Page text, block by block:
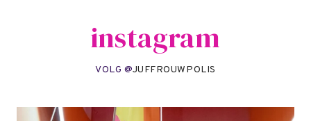
instagram
VOLG @JUFFROUWPOLIS